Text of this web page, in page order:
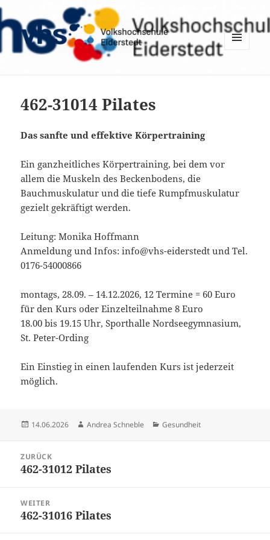
462-31014 Pilates
Das sanfte und effektive Körpertraining
Ein ganzheitliches Körpertraining, bei dem vor
allem die Muskeln des Beckenbodens, die
Bauchmuskulatur und die tiefe Rumpfmuskulatur
gezielt gekräftigt werden.
Leitung: Monika Hoffmann
Anmeldung und Infos: info@vhs-eiderstedt und Tel.
0176-54000866
montags, 28.09. – 14.12.2026, 12 Termine = 60 Euro
für den Kurs oder Einzelteilnahme 8 Euro
18.00 bis 19.15 Uhr, Sporthalle Nordseegymnasium,
St. Peter-Ording
Ein Einstieg in einen laufenden Kurs ist jederzeit
möglich.
Veröffentlicht
14.06.2026 Autor
Andrea Schneble Kategorien
Gesundheit
ZURÜCK
Vorheriger
462-31012 Pilates
WEITER
Nächster
462-31016 Pilates